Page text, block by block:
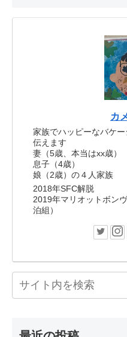
カ
家族でハッピーなバケ
伝えます
妻（5歳、本当はxx歳）
息子（4歳）
娘（2歳）の４人家族
2018年SFC解脱
2019年マリオットボン
泊組）